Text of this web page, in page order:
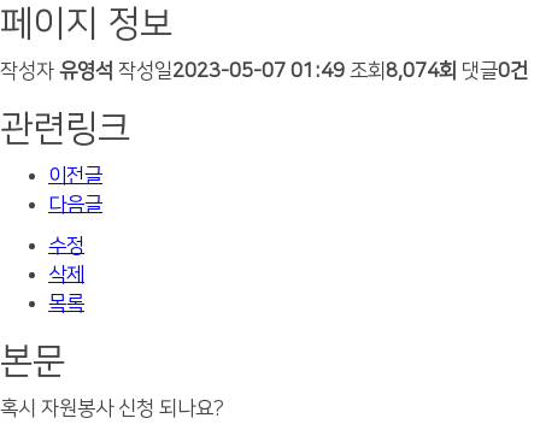
페이지 정보
작성자 유영석 작성일2023-05-07 01:49 조회 8,074회 댓글0건
관련링크
이전글
다음글
수정
삭제
목록
본문
혹시 자원봉사 신청 되나요?